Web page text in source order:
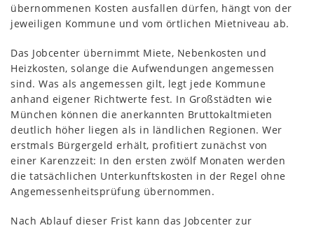
übernommenen Kosten ausfallen dürfen, hängt von der
jeweiligen Kommune und vom örtlichen Mietniveau ab.
Das Jobcenter übernimmt Miete, Nebenkosten und
Heizkosten, solange die Aufwendungen angemessen
sind. Was als angemessen gilt, legt jede Kommune
anhand eigener Richtwerte fest. In Großstädten wie
München können die anerkannten Bruttokaltmieten
deutlich höher liegen als in ländlichen Regionen. Wer
erstmals Bürgergeld erhält, profitiert zunächst von
einer Karenzzeit: In den ersten zwölf Monaten werden
die tatsächlichen Unterkunftskosten in der Regel ohne
Angemessenheitsprüfung übernommen.
Nach Ablauf dieser Frist kann das Jobcenter zur